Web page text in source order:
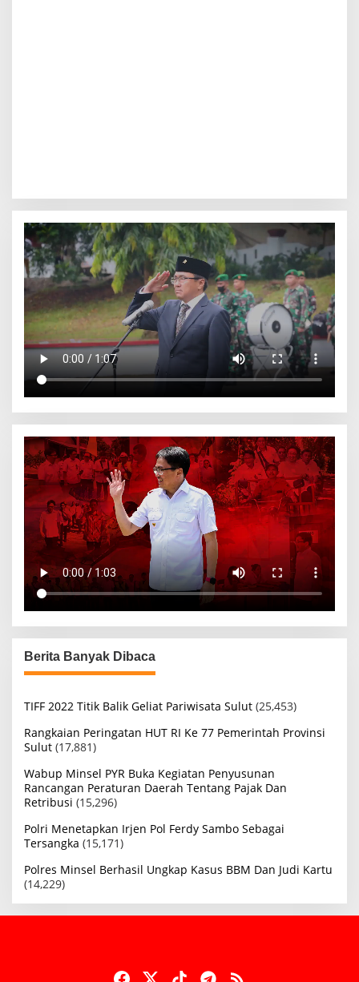
Berita Banyak Dibaca
TIFF 2022 Titik Balik Geliat Pariwisata Sulut (25,453)
Rangkaian Peringatan HUT RI Ke 77 Pemerintah Provinsi
Sulut (17,881)
Wabup Minsel PYR Buka Kegiatan Penyusunan
Rancangan Peraturan Daerah Tentang Pajak Dan
Retribusi (15,296)
Polri Menetapkan Irjen Pol Ferdy Sambo Sebagai
Tersangka (15,171)
Polres Minsel Berhasil Ungkap Kasus BBM Dan Judi Kartu
(14,229)